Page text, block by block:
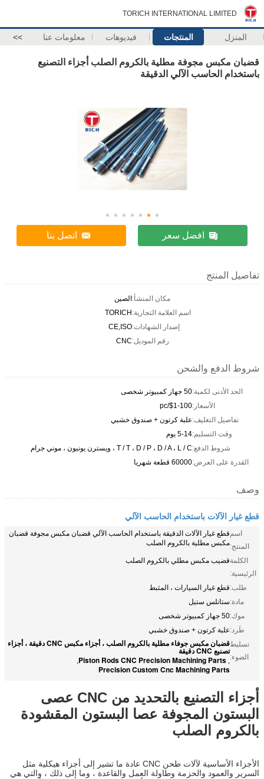
TORICH INTERNATIONAL LIMITED
المنزل المنتجات فيديوهات معلومات عنا >>
قضبان مكبس مجوفة مطلية بالكروم الصلب أجزاء التصنيع
باستخدام الحاسب الآلي الدقيقة
افضل سعر اتصل بنا
تفاصيل المنتج
مكان المنشأ:الصين
اسم العلامة التجارية:TORICH
إصدار الشهادات:CE,ISO
رقم الموديل:CNC
شروط الدفع والشحن
الحد الأدنى لكمية:50 جهاز كمبيوتر شخصى
الأسعار:$1-100/pc
تفاصيل التغليف:علبة كرتون + صندوق خشبي
وقت التسليم:5-14 يوم
شروط الدفع:T / T ، D / P ، D / A ، L / C ، ويسترن يونيون ، موني جرام
القدرة على العرض:60000 قطعة شهريا
وصف
قطع غيار الآلات باستخدام الحاسب الآلي
اسم
المنتج:
قطع غيار الآلات الدقيقة باستخدام الحاسب الآلي قضبان مكبس مجوفة قضبان
مكبس مطلية بالكروم الصلب
الكلمة
الرئيسية:
قضيب مكبس مطلي بالكروم الصلب
طلب:قطع غيار السيارات ، المثبط
مادة:ستانلس ستيل
موك:50 جهاز كمبيوتر شخصى
طَرد:علبة كرتون + صندوق خشبي
تسليط
الضوء:
قضبان مكبس جوفاء مطلية بالكروم الصلب ، أجزاء مكبس CNC دقيقة ، أجزاء
تصنيع CNC دقيقة
,
Piston Rods CNC Precision Machining Parts
,
Precision Custom Cnc Machining Parts
أجزاء التصنيع بالتحديد من CNC عصى
البستون المجوفة عصا البستون المقشودة
بالكروم الصلب
الأجزاء الأساسية لآلات طحن CNC عادة ما تشير إلى أجزاء هيكلية مثل
السرير والعمود والحزمة وطاولة العمل والقاعدة ، وما إلى ذلك ، والتي هي